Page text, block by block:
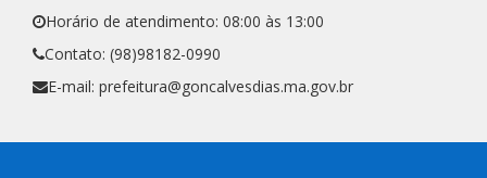
Horário de atendimento: 08:00 às 13:00
Contato: (98)98182-0990
E-mail: prefeitura@goncalvesdias.ma.gov.br